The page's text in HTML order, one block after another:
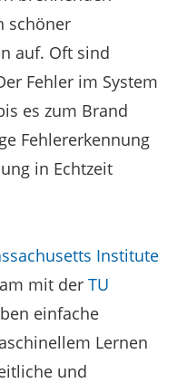
schöner
auf. Oft sind
Fehler im System
es zum Brand
Fehlererkennung
in Echtzeit
Institute
mit der TU
einfache
Lernen
und